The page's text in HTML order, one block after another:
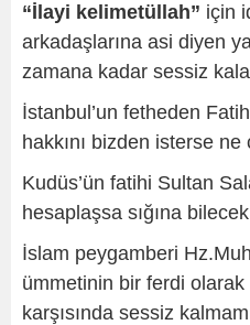
“İlayi kelimetüllah” için
arkadaşlarına asi diyen
zamana kadar sessiz
İstanbul’un fetheden
hakkını bizden isterse
Kudüs’ün fatihi Sultan
hesaplaşsa sığına
İslam peygamberi
ümmetinin bir ferdi olarak
karşısında sessiz